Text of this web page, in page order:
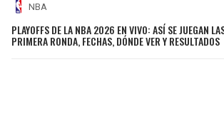
NBA
PLAYOFFS DE LA NBA 2026 EN VIVO: ASÍ SE JUEGAN
PRIMERA RONDA, FECHAS, DÓNDE VER Y RESULTADOS